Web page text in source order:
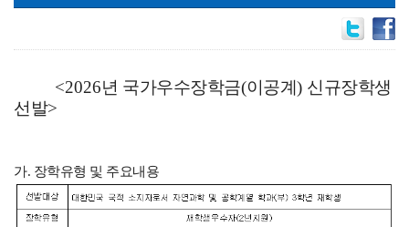
<2026년 국가우수장학금(이공계) 신규장학생
선발>
가. 장학유형 및 주요내용